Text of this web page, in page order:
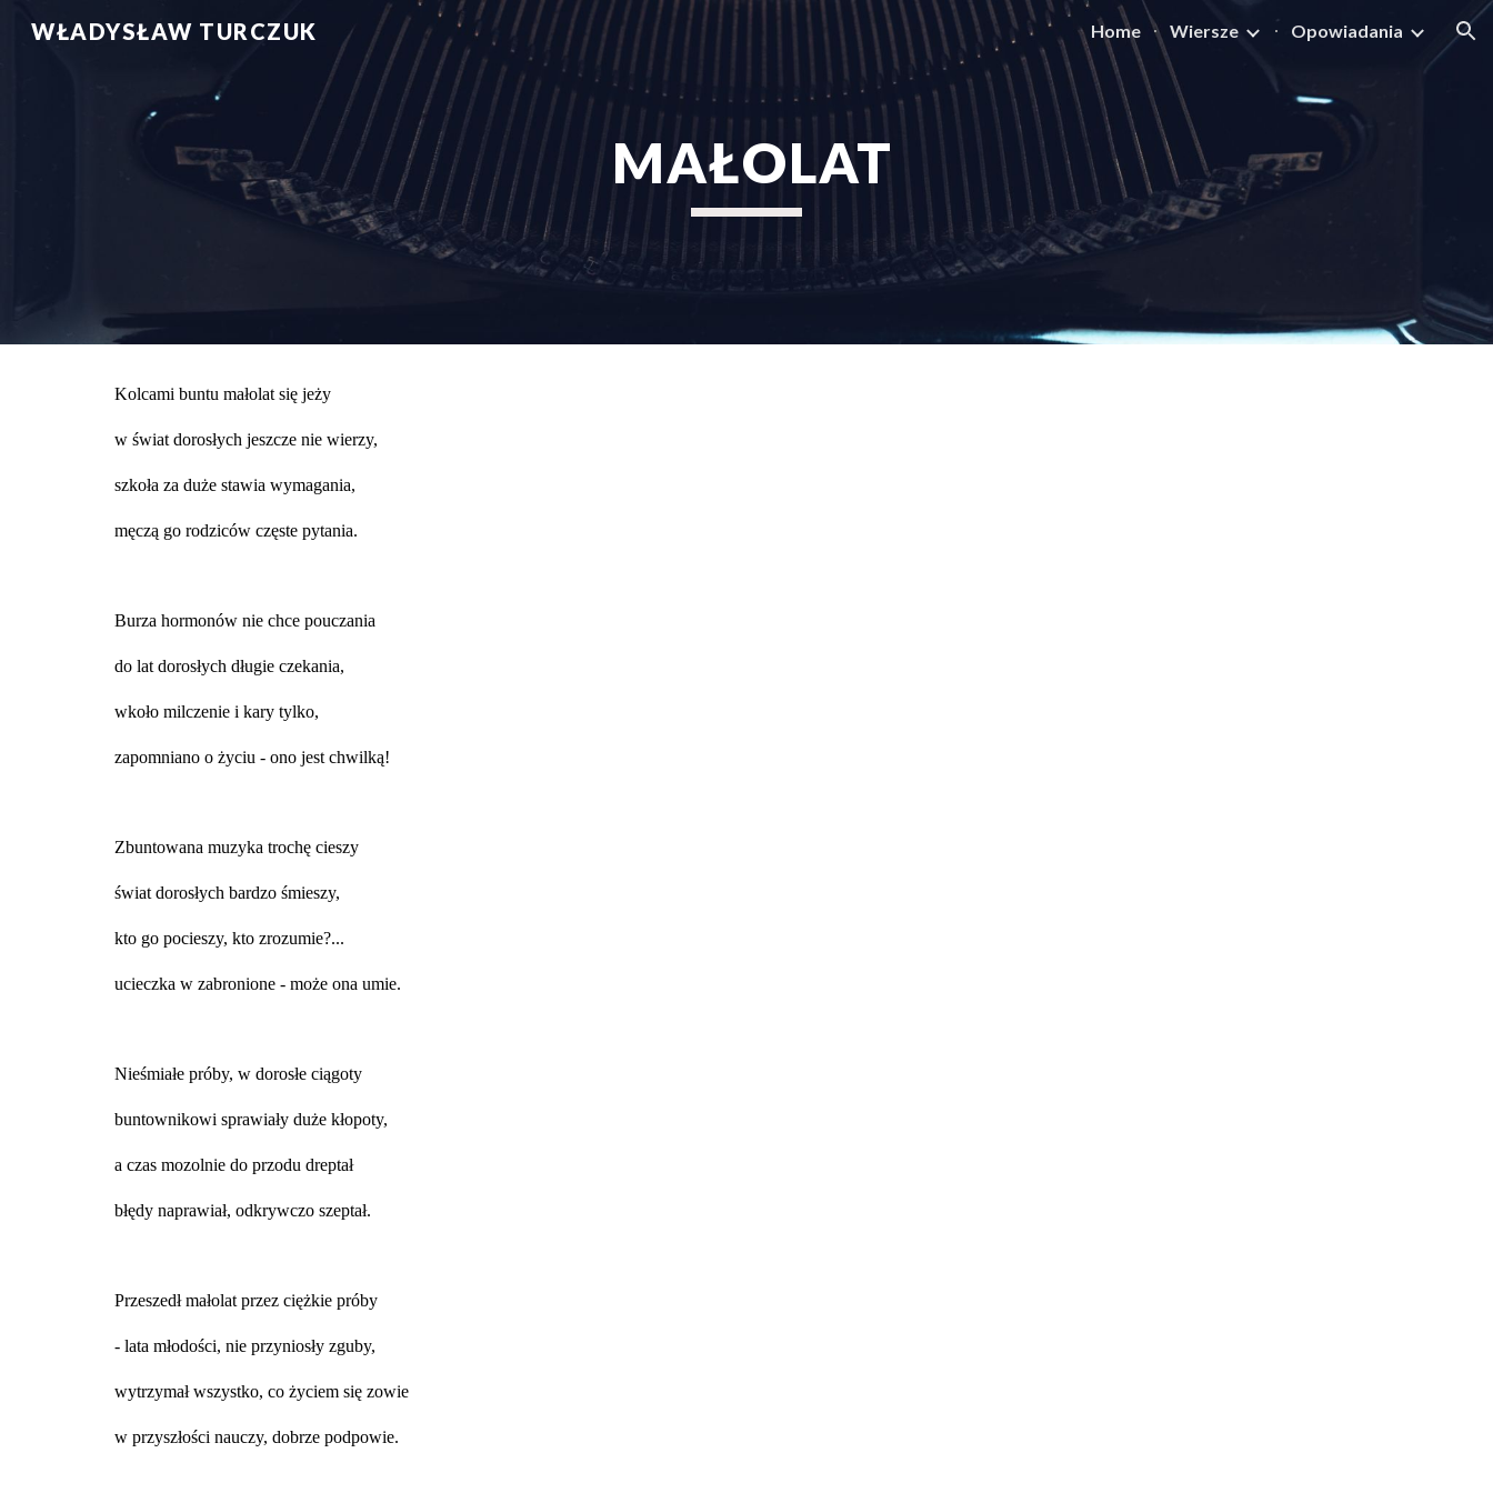
Skip to main content Skip to navigation
WŁADYSŁAW TURCZUK Home Wiersze Opowiadania
MAŁOLAT
Kolcami buntu małolat się jeży
w świat dorosłych jeszcze nie wierzy,
szkoła za duże stawia wymagania,
męczą go rodziców częste pytania.
Burza hormonów nie chce pouczania
do lat dorosłych długie czekania,
wkoło milczenie i kary tylko,
zapomniano o życiu - ono jest chwilką!
Zbuntowana muzyka trochę cieszy
świat dorosłych bardzo śmieszy,
kto go pocieszy, kto zrozumie?...
ucieczka w zabronione - może ona umie.
Nieśmiałe próby, w dorosłe ciągoty
buntownikowi sprawiały duże kłopoty,
a czas mozolnie do przodu dreptał
błędy naprawiał, odkrywczo szeptał.
Przeszedł małolat przez ciężkie próby
- lata młodości, nie przyniosły zguby,
wytrzymał wszystko, co życiem się zowie
w przyszłości nauczy, dobrze podpowie.